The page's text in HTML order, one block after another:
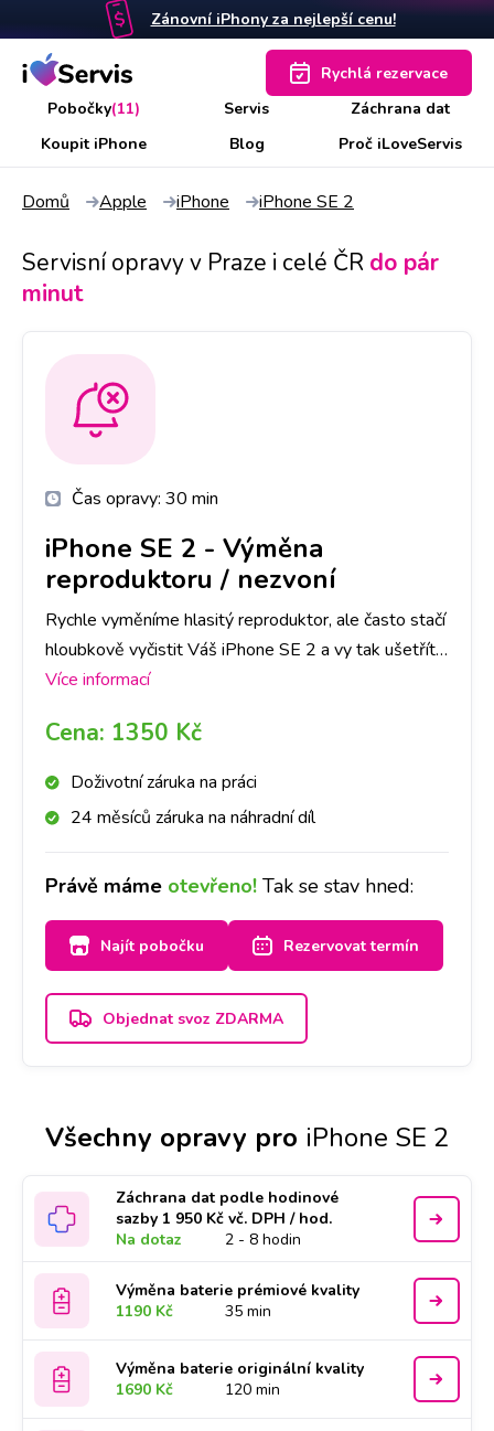
Zánovní iPhony za nejlepší cenu!
Pobočky(11) Servis
Záchrana dat
Koupit iPhone
Blog Proč iLoveServis
Rychlá rezervace
Domů Apple iPhone iPhone SE 2
Servisní opravy v Praze i celé ČR do pár
minut
Čas opravy: 30 min
iPhone SE 2 - Výměna
reproduktoru / nezvoní
Rychle vyměníme hlasitý reproduktor, ale často stačí
hloubkově vyčistit Váš iPhone SE 2 a vy tak ušetříte
čas i peníze. Doporučujeme si udělat rezervaci nebo
připraven. Reproduktor pak vyčistíme nebo
vyměníme a přístroj bude opět hlasitý.
Více informací
Cena: 1350 Kč
Doživotní záruka na práci
24 měsíců záruka na náhradní díl
Právě máme otevřeno! Tak se stav hned:
Najít pobočku Rezervovat termín
Objednat svoz ZDARMA
Všechny opravy pro iPhone SE 2
Záchrana dat podle hodinové
sazby 1 950 Kč vč. DPH / hod.
Na dotaz
2 - 8 hodin
Výměna baterie prémiové kvality
1190 Kč
35 min
Výměna baterie originální kvality
1690 Kč
120 min